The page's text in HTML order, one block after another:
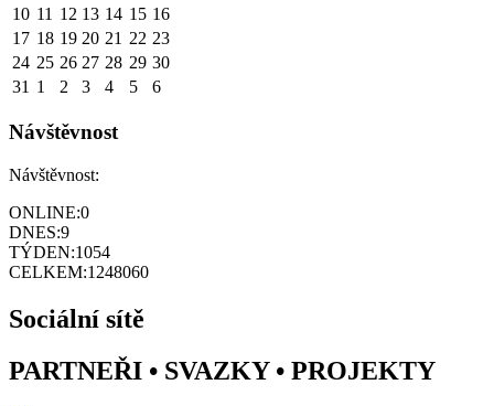
10 11 12 13 14 15 16
17 18 19 20 21 22 23
24 25 26 27 28 29 30
31 1 2 3 4 5 6
Návštěvnost
Návštěvnost:
ONLINE:0
DNES:9
TÝDEN:1054
CELKEM:1248060
Sociální sítě
PARTNEŘI • SVAZKY • PROJEKTY